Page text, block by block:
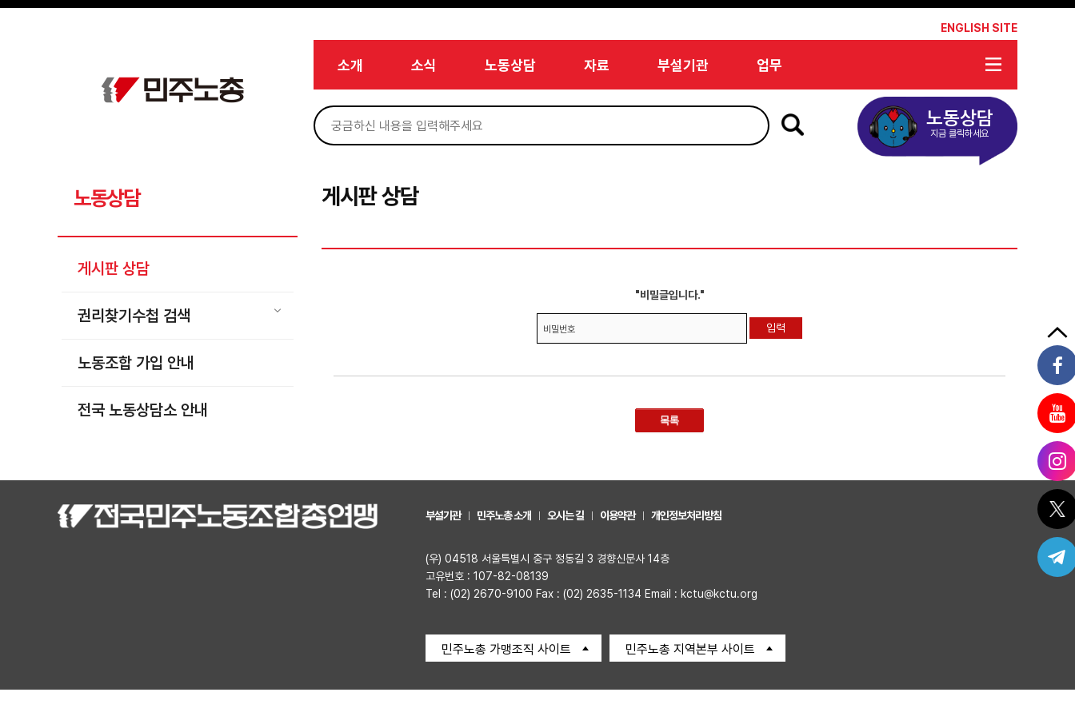
메뉴 건너뛰기
ENGLISH SITE
소개 소식 노동상담 자료 부설기관 업무
노동상담
지금 클릭하세요
노동상담
게시판 상담
권리찾기수첩 검색
노동조합 가입 안내
전국 노동상담소 안내
게시판 상담
"비밀글입니다."
비밀번호
목록
부설기관 민주노총 소개 오시는 길 이용약관 개인정보처리방침
(우) 04518 서울특별시 중구 정동길 3 경향신문사 14층
고유번호 : 107-82-08139
Tel : (02) 2670-9100 Fax : (02) 2635-1134 Email : kctu@kctu.org
민주노총 가맹조직 사이트 민주노총 지역본부 사이트
권리찾기수첩 검색
찾아보기
노동조합 가입 안내
Sketchbook5, 스케치북5
Sketchbook5, 스케치북5